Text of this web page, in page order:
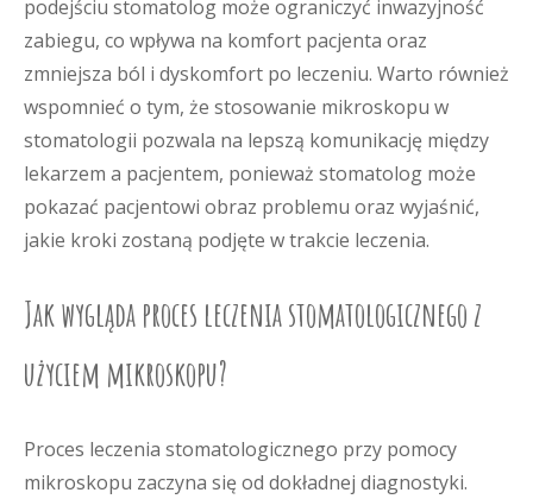
podejściu stomatolog może ograniczyć inwazyjność
zabiegu, co wpływa na komfort pacjenta oraz
zmniejsza ból i dyskomfort po leczeniu. Warto również
wspomnieć o tym, że stosowanie mikroskopu w
stomatologii pozwala na lepszą komunikację między
lekarzem a pacjentem, ponieważ stomatolog może
pokazać pacjentowi obraz problemu oraz wyjaśnić,
jakie kroki zostaną podjęte w trakcie leczenia.
Jak wygląda proces leczenia stomatologicznego z
użyciem mikroskopu?
Proces leczenia stomatologicznego przy pomocy
mikroskopu zaczyna się od dokładnej diagnostyki.